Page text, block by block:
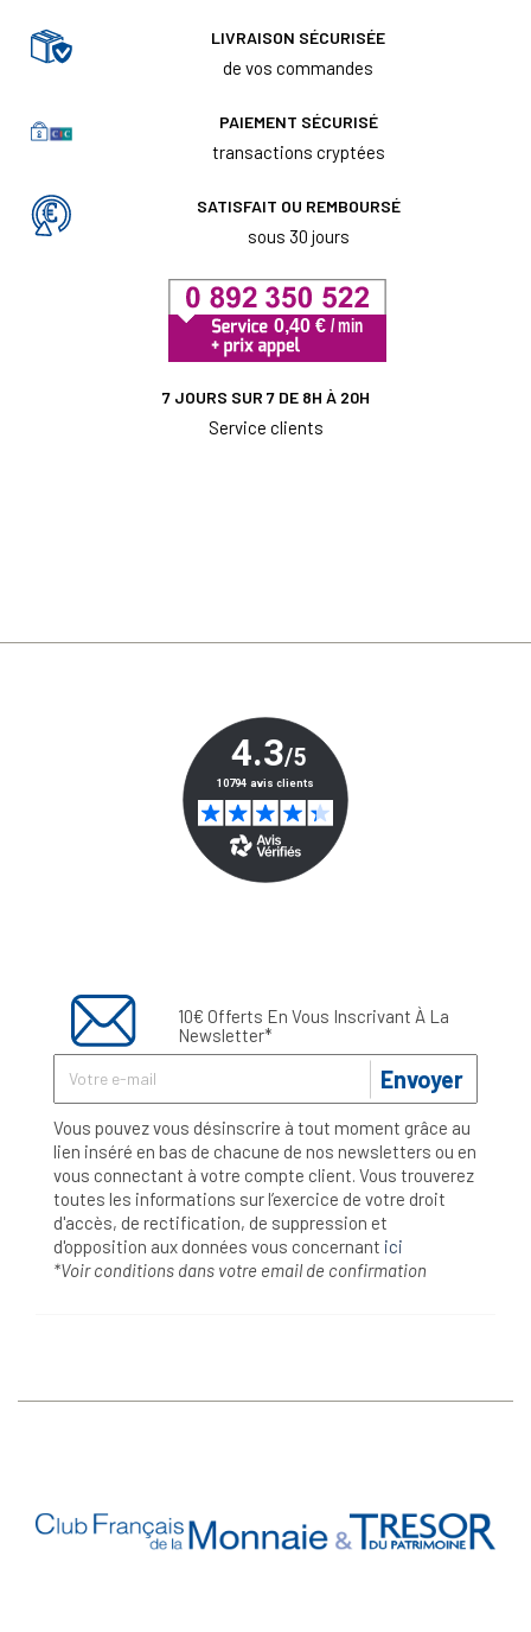
LIVRAISON SÉCURISÉE
de vos commandes
PAIEMENT SÉCURISÉ
transactions cryptées
SATISFAIT OU REMBOURSÉ
sous 30 jours
7 JOURS SUR 7 DE 8H À 20H
Service clients
10€ Offerts En Vous Inscrivant À La
Newsletter*
Envoyer
Vous pouvez vous désinscrire à tout moment grâce au
lien inséré en bas de chacune de nos newsletters ou en
vous connectant à votre compte client. Vous trouverez
toutes les informations sur l’exercice de votre droit
d'accès, de rectification, de suppression et
d'opposition aux données vous concernant ici
*Voir conditions dans votre email de confirmation